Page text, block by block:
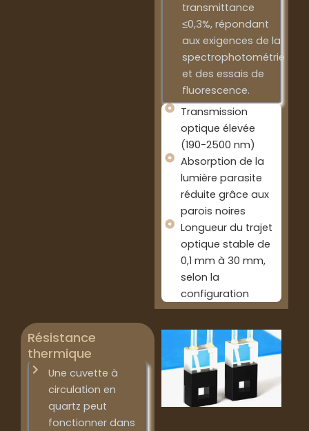
transmittance
≤0,3%, répondant
aux exigences de la
spectrophotométrie
et des essais de
fluorescence.
Transmission
optique élevée
(190-2500 nm)
Absorption de la
lumière parasite
réduite grâce aux
parois noires
Longueur du trajet
optique stable de
0,1 mm à 30 mm,
selon la
configuration
Résistance
thermique
Une cuvette à
circulation en
quartz peut
fonctionner dans